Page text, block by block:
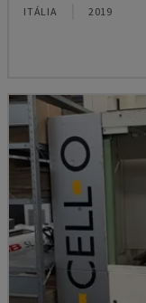
ITÁLIA 2019